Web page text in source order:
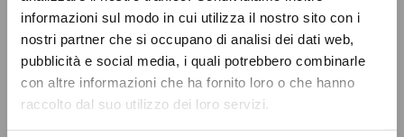
informazioni sul modo in cui utilizza il nostro sito con i
nostri partner che si occupano di analisi dei dati web,
pubblicità e social media, i quali potrebbero combinarle
con altre informazioni che ha fornito loro o che hanno
raccolto dal suo utilizzo dei loro servizi.
opposizioni insorsero. In quella circostanza
però,la coalizione di maggioranza (Dc-Pli-Pri-
Psdi) sfiorò ma non raggiunse il 50% dei voti
la leggefu abrogata prima delle successive